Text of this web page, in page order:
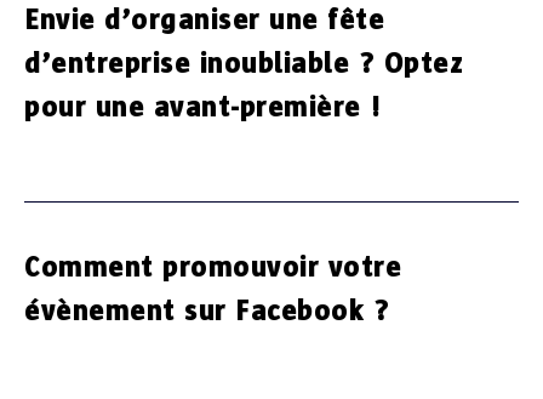
Envie d’organiser une fête
d’entreprise inoubliable ? Optez
pour une avant-première !
Comment promouvoir votre
évènement sur Facebook ?